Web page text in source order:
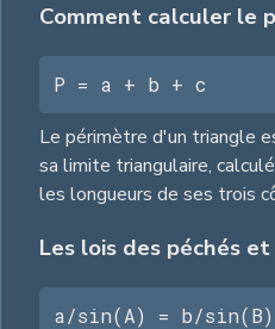
Comment calculer le
P = a + b + c
Le périmètre d'un triangle
sa limite triangulaire,
les longueurs de ses trois
Les lois des péchés
a/sin(A) = b/